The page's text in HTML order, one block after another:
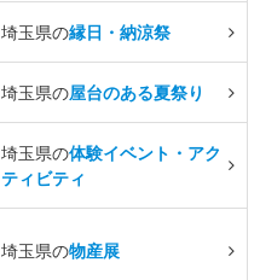
埼玉県の縁日・納涼祭
埼玉県の屋台のある夏祭り
埼玉県の体験イベント・アク
ティビティ
埼玉県の物産展